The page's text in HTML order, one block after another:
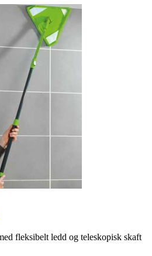
fleksibelt ledd og teleskopisk skaft